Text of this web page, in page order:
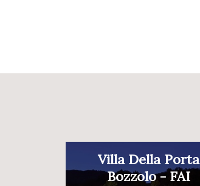
Villa Della Porta
Bozzolo - FAI